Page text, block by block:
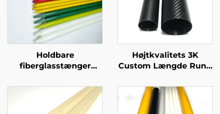
Holdbare
fiberglasstænger
fiberglasstænger til
golf træningsnet stativ
stolpe
Højtkvalitets 3K
Custom Længde Rund
Custom Kulfiber Rør